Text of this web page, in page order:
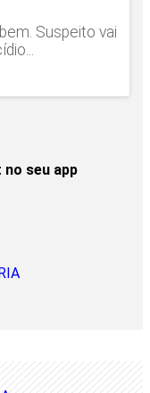
Suspeito vai
seu app